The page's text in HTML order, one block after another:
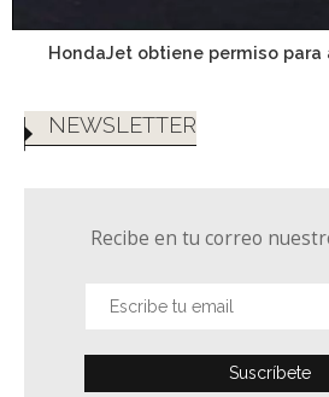
HondaJet obtiene permiso para
NEWSLETTER
Recibe en tu correo